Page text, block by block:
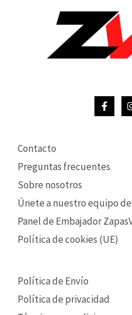
Contacto
Preguntas frecuentes
Sobre nosotros
Únete a nuestro equipo
Panel de Embajador
Política de cookies (UE)
Política de Envío
Política de privacidad